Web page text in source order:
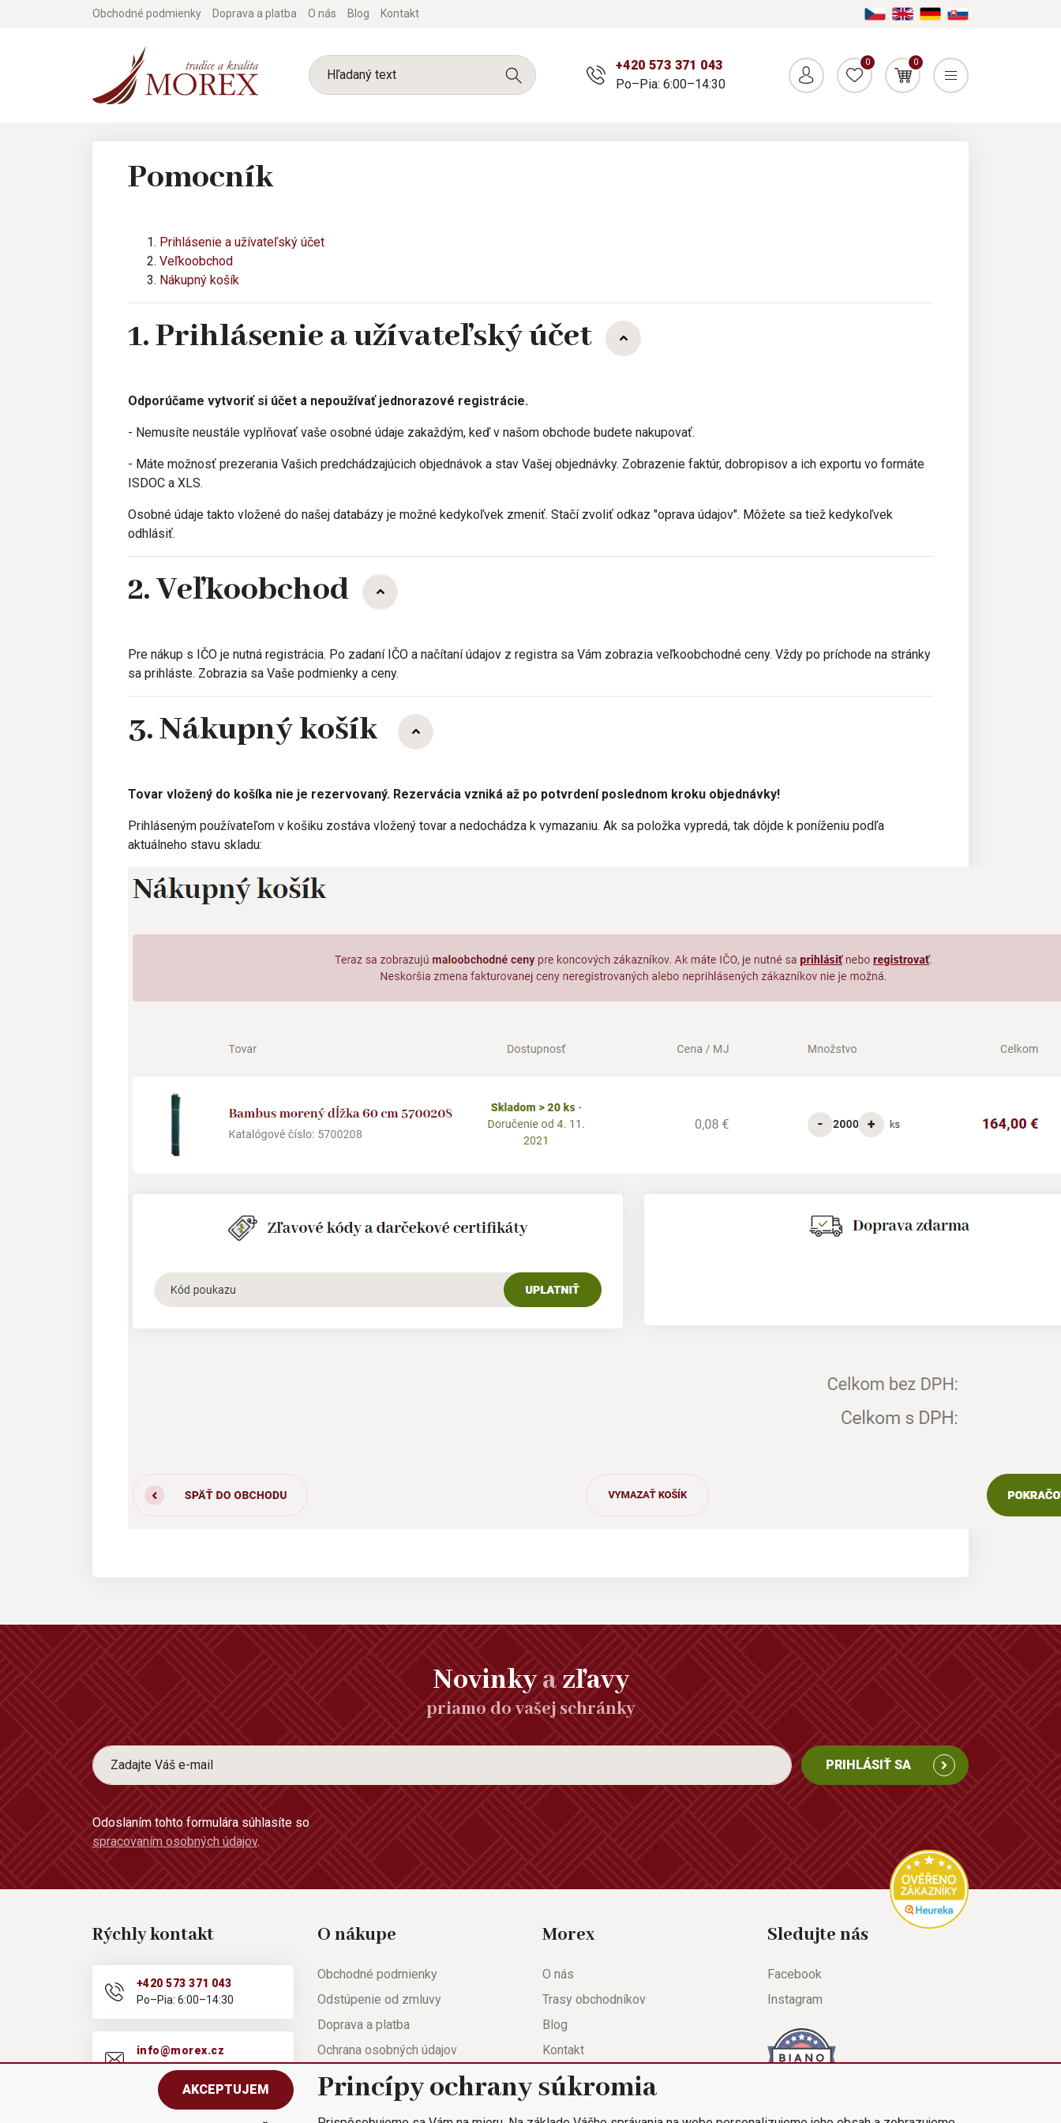
Obchodné podmienky Doprava a platba O nás Blog Kontakt
+420 573 371 043
Po–Pia: 6:00–14:30
0 0
Pomocník
Prihlásenie a užívateľský účet
Veľkoobchod
Nákupný košík
1. Prihlásenie a užívateľský účet
Odporúčame vytvoriť si účet a nepoužívať jednorazové registrácie.
- Nemusíte neustále vyplňovať vaše osobné údaje zakaždým, keď v našom obchode budete nakupovať.
- Máte možnosť prezerania Vašich predchádzajúcich objednávok a stav Vašej objednávky. Zobrazenie faktúr, dobropisov a ich exportu vo formáte
ISDOC a XLS.
Osobné údaje takto vložené do našej databázy je možné kedykoľvek zmeniť. Stačí zvoliť odkaz "oprava údajov". Môžete sa tiež kedykoľvek
odhlásiť.
2. Veľkoobchod
Pre nákup s IČO je nutná registrácia. Po zadaní IČO a načítaní údajov z registra sa Vám zobrazia veľkoobchodné ceny. Vždy po príchode na stránky
sa prihláste. Zobrazia sa Vaše podmienky a ceny.
3. Nákupný košík
Tovar vložený do košíka nie je rezervovaný. Rezervácia vzniká až po potvrdení poslednom kroku objednávky!
Prihláseným používateľom v košiku zostáva vložený tovar a nedochádza k vymazaniu. Ak sa položka vypredá, tak dôjde k poníženiu podľa
aktuálneho stavu skladu:
Novinkyazľavy
priamo do vašej schránky
PRIHLÁSIŤ SA
Odoslaním tohto formulára súhlasíte so
spracovaním osobných údajov.
Rýchly kontakt
+420 573 371 043
Po–Pia: 6:00–14:30
info@morex.cz
Po–Pia: 6:00–14:30
O nákupe
Obchodné podmienky
Odstúpenie od zmluvy
Doprava a platba
Ochrana osobných údajov
Nápoveda
Reklamačný list
Morex
O nás
Trasy obchodníkov
Blog
Kontakt
Nastavenie súkromia
Sledujte nás
Facebook
Instagram
AKCEPTUJEM Princípy ochrany súkromia